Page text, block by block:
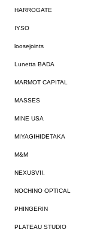
HARROGATE
IYSO
loosejoints
Lunetta BADA
MARMOT CAPITAL
MASSES
MINE USA
MIYAGIHIDETAKA
M&M
NEXUSVII.
NOCHINO OPTICAL
PHINGERIN
PLATEAU STUDIO